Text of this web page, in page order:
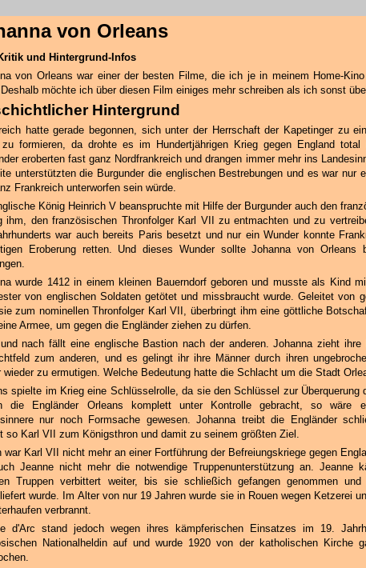
von Orleans
und Hintergrund-Infos
von Orleans war einer der besten Filme, die ich je in meinem Home-
Deshalb möchte ich über diesen Film einiges mehr schreiben als ich sonst
Hintergrund
hatte gerade begonnen, sich unter der Herrschaft der Kapetinger zu
formieren, da drohte es im Hundertjährigen Krieg gegen England total
eroberten fast ganz Nordfrankreich und drangen immer mehr ins
unterstützten die Burgunder die englischen Bestrebungen und es war nur
Frankreich unterworfen sein würde.
König Heinrich V beanspruchte mit Hilfe der Burgunder auch den
ihm, den französischen Thronfolger Karl VII zu entmachten und zu
war auch bereits Paris besetzt und nur ein Wunder konnte
Eroberung retten. Und dieses Wunder sollte Johanna von Orleans
wurde 1412 in einem kleinen Bauerndorf geboren und musste als Kind
von englischen Soldaten getötet und missbraucht wurde. Geleitet von
zum nominellen Thronfolger Karl VII, überbringt ihm eine göttliche
Armee, um gegen die Engländer ziehen zu dürfen.
nach fällt eine englische Bastion nach der anderen. Johanna zieht ihre
zum anderen, und es gelingt ihr ihre Männer durch ihren
wieder zu ermutigen. Welche Bedeutung hatte die Schlacht um die Stadt
spielte im Krieg eine Schlüsselrolle, da sie den Schlüssel zur Überquerung
die Engländer Orleans komplett unter Kontrolle gebracht, so wäre
nur noch Formsache gewesen. Johanna treibt die Engländer
so Karl VII zum Königsthron und damit zu seinem größten Ziel.
war Karl VII nicht mehr an einer Fortführung der Befreiungskriege gegen
Jeanne nicht mehr die notwendige Truppenunterstützung an. Jeanne
Truppen verbittert weiter, bis sie schließich gefangen genommen
wurde. Im Alter von nur 19 Jahren wurde sie in Rouen wegen Ketzerei
verbrannt.
d'Arc stand jedoch wegen ihres kämpferischen Einsatzes im 19.
Nationalheldin auf und wurde 1920 von der katholischen Kirche